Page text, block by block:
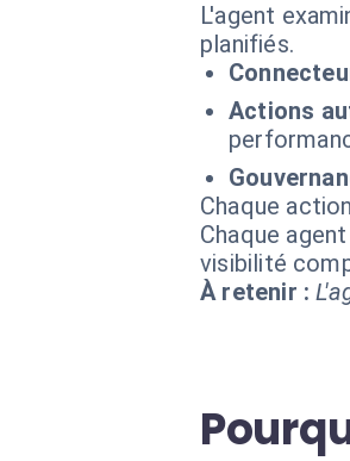
L'agent
planifiés.
Actions
Chaque
Chaque
visibilité
À retenir :